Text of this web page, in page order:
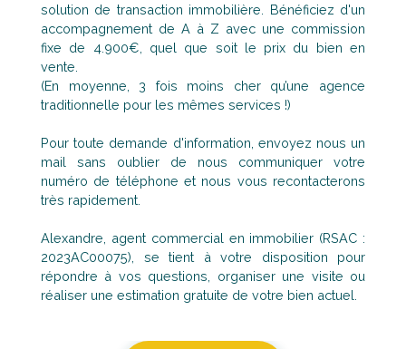
solution de transaction immobilière. Bénéficiez d'un
accompagnement de A à Z avec une commission
fixe de 4.900€, quel que soit le prix du bien en
vente.
(En moyenne, 3 fois moins cher qu’une agence
traditionnelle pour les mêmes services !)
Pour toute demande d'information, envoyez nous un
mail sans oublier de nous communiquer votre
numéro de téléphone et nous vous recontacterons
très rapidement.
Alexandre, agent commercial en immobilier (RSAC :
2023AC00075), se tient à votre disposition pour
répondre à vos questions, organiser une visite ou
réaliser une estimation gratuite de votre bien actuel.